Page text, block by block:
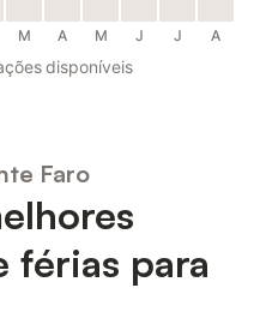
M A M J J A
disponíveis
Faro
férias para